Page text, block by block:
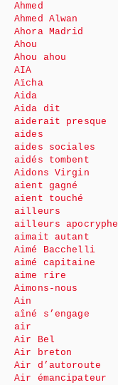
Ahmed
Ahmed Alwan
Ahora Madrid
Ahou
Ahou ahou
AIA
Aïcha
Aida
Aida dit
aiderait presque
aides
aides sociales
aidés tombent
Aidons Virgin
aient gagné
aient touché
ailleurs
ailleurs apocryphe
aimait autant
Aimé Bacchelli
aimé capitaine
aime rire
Aimons-nous
Ain
aîné s’engage
air
Air Bel
Air breton
Air d’autoroute
Air émancipateur